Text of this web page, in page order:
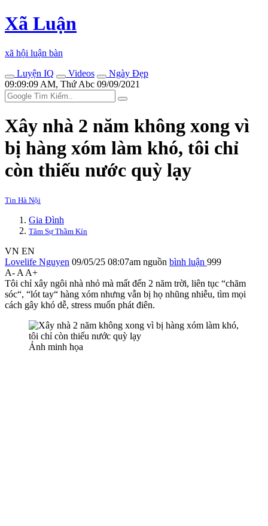
Xã Luận
xã hội luận bàn
Luyện IQ
Videos
Ngày Đẹp
09:09:09 AM, Thứ Abc 09/09/2021
Xây nhà 2 năm không xong vì
bị hàng xóm làm khó, tôi chỉ
còn thiếu nước quỳ lạy
Tin Hà Nội
Gia Đình
Tâm Sự Thầm Kín
VN EN
Lovelife Nguyen 09/05/25 08:07am nguồn bình luận 999
A- A A+
Tôi chỉ xây ngôi nhà nhỏ mà mất đến 2 năm trời, liên tục “chăm
sóc“, “lót tay“ hàng xóm nhưng vẫn bị họ nhũng nhiễu, tìm mọi
cách gây khó dễ, stress muốn phát điên.
Ảnh minh họa